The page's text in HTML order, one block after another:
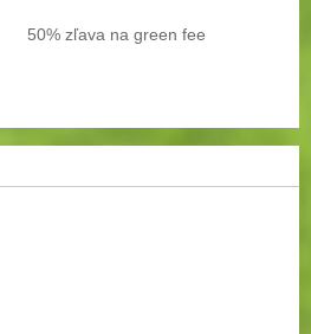
50% zľava na green fee